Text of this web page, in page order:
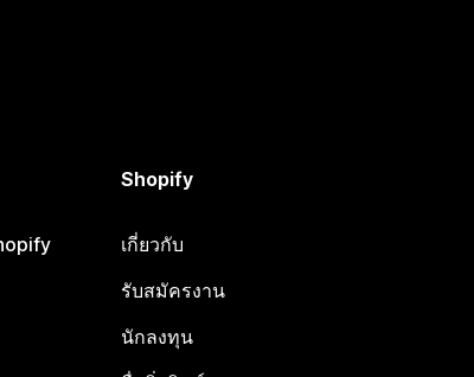
Shopify
เกี่ยวกับ
รับสมัครงาน
นักลงทุน